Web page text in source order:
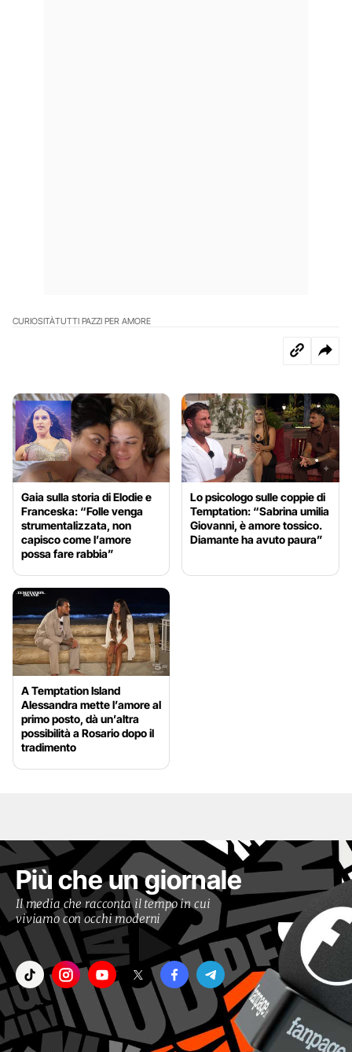
CURIOSITÀTUTTI PAZZI PER AMORE
Gaia sulla storia di Elodie e
Franceska: “Folle venga
strumentalizzata, non
capisco come l’amore
possa fare rabbia”
Lo psicologo sulle coppie di
Temptation: “Sabrina umilia
Giovanni, è amore tossico.
Diamante ha avuto paura”
A Temptation Island
Alessandra mette l’amore al
primo posto, dà un’altra
possibilità a Rosario dopo il
tradimento
Più che un giornale
Il media che racconta il tempo in cui
viviamo con occhi moderni